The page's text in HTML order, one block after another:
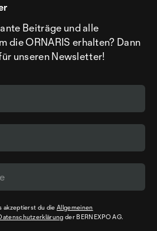
Beiträge und alle
die ORNARIS erhalten? Dann
unseren Newsletter!
akzeptierst du dieAllgemeinen
der BERNEXPO AG.